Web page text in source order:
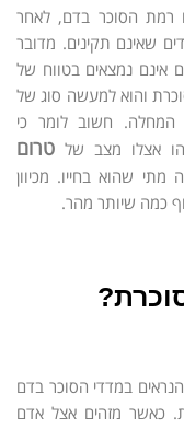
רמת הסוכר בדם, לאחר
שאינם תקינים. מדובר
אינם נמצאים בטווח של
והוא למעשה סוג של
חשוב לומר כי
אצלו מצב של טרום
במחלה מתי שהוא בחייו. מכיוון
כמה שיותר מהר.
במדדי הסוכר בדם
כאשר מזהים אצל אדם